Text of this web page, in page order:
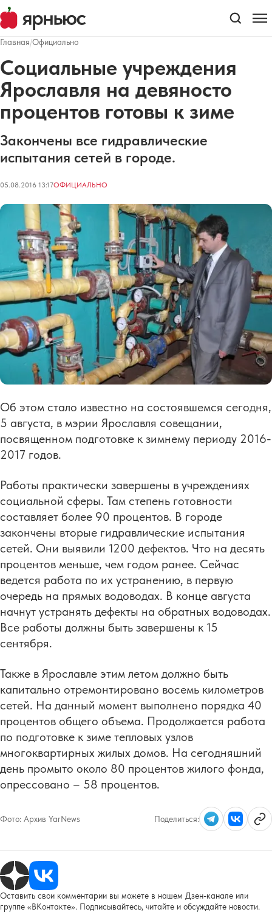
Главная/Официально
Социальные учреждения
Ярославля на девяносто
процентов готовы к зиме
Закончены все гидравлические
испытания сетей в городе.
05.08.2016 13:17ОФИЦИАЛЬНО
Об этом стало известно на состоявшемся сегодня,
5 августа, в мэрии Ярославля совещании,
посвященном подготовке к зимнему периоду 2016-
2017 годов.
Работы практически завершены в учреждениях
социальной сферы. Там степень готовности
составляет более 90 процентов. В городе
закончены вторые гидравлические испытания
сетей. Они выявили 1200 дефектов. Что на десять
процентов меньше, чем годом ранее. Сейчас
ведется работа по их устранению, в первую
очередь на прямых водоводах. В конце августа
начнут устранять дефекты на обратных водоводах.
Все работы должны быть завершены к 15
сентября.
Также в Ярославле этим летом должно быть
капитально отремонтировано восемь километров
сетей. На данный момент выполнено порядка 40
процентов общего объема. Продолжается работа
по подготовке к зиме тепловых узлов
многоквартирных жилых домов. На сегодняшний
день промыто около 80 процентов жилого фонда,
опрессовано – 58 процентов.
Фото: Архив YarNews Поделиться:
Оставить свои комментарии вы можете в нашем Дзен-канале или
группе «ВКонтакте». Подписывайтесь, читайте и обсуждайте новости.